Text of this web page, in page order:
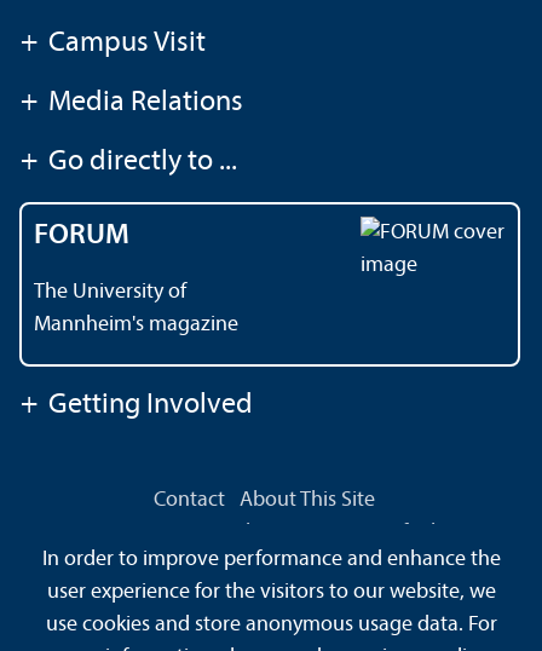
+ Campus Visit
+ Media Relations
+ Go directly to ...
FORUM
The University of
Mannheim's magazine
+ Getting Involved
Contact
About This Site
Sitemap
House Rules Safety and Emergencies
In order to improve performance and enhance the
user experience for the visitors to our website, we
use cookies and store anonymous usage data. For